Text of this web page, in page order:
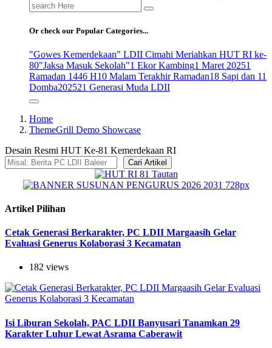
Search
for:
Or check our Popular Categories...
"Gowes Kemerdekaan" LDII Cimahi Meriahkan HUT RI ke-
80"Jaksa Masuk Sekolah"1 Ekor Kambing1 Maret 20251
Ramadan 1446 H10 Malam Terakhir Ramadan18 Sapi dan 11
Domba202521 Generasi Muda LDII
Home
ThemeGrill Demo Showcase
Desain Resmi HUT Ke-81 Kemerdekaan RI
Cari Artikel
Artikel Pilihan
Cetak Generasi Berkarakter, PC LDII Margaasih Gelar
Evaluasi Generus Kolaborasi 3 Kecamatan
182 views
Isi Liburan Sekolah, PAC LDII Banyusari Tanamkan 29
Karakter Luhur Lewat Asrama Caberawit